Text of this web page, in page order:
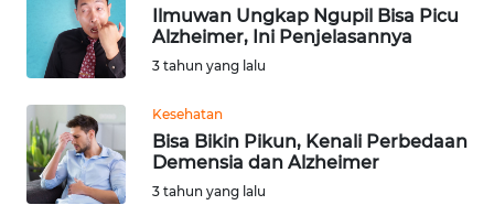
Ilmuwan Ungkap Ngupil Bisa Picu
Alzheimer, Ini Penjelasannya
3 tahun yang lalu
Kesehatan
Bisa Bikin Pikun, Kenali Perbedaan
Demensia dan Alzheimer
3 tahun yang lalu
INDEKS
BERITA
KONTAK
KAMI
INFO